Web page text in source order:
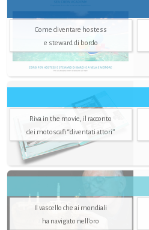
Come diventare hostess
e steward di bordo
Riva in the movie, il racconto
dei motoscafi “diventati attori”
Il vascello che ai mondiali
ha navigato nell’oro